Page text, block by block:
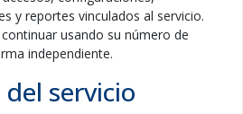
y reportes vinculados al servicio.
usando su número de
independiente.
servicio